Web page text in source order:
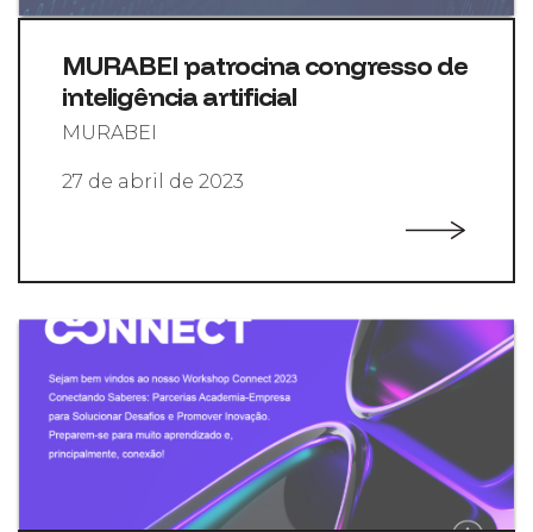
MURABEI patrocina congresso de
inteligência artificial
MURABEI
27 de abril de 2023